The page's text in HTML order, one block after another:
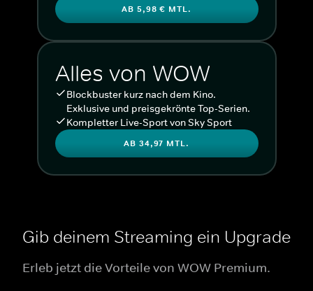
AB 5,98 € MTL.
Alles von WOW
Blockbuster kurz nach dem Kino.
Exklusive und preisgekrönte Top-Serien.
Kompletter Live-Sport von Sky Sport
AB 34,97 MTL.
Gib deinem Streaming ein Upgrade
Erleb jetzt die Vorteile von WOW Premium.